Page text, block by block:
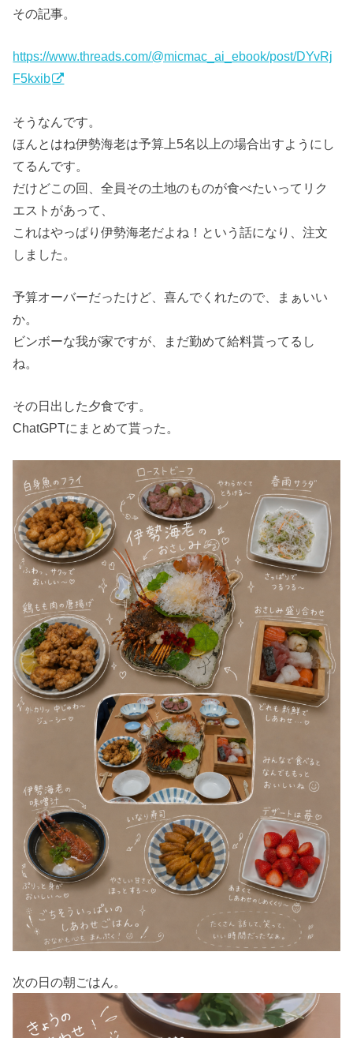
その記事。
https://www.threads.com/@micmac_ai_ebook/post/DYvRj
F5kxib
そうなんです。
ほんとはね伊勢海老は予算上5名以上の場合出すようにし
てるんです。
だけどこの回、全員その土地のものが食べたいってリク
エストがあって、
これはやっぱり伊勢海老だよね！という話になり、注文
しました。
予算オーバーだったけど、喜んでくれたので、まぁいい
か。
ビンボーな我が家ですが、まだ勤めて給料貰ってるし
ね。
その日出した夕食です。
ChatGPTにまとめて貰った。
次の日の朝ごはん。